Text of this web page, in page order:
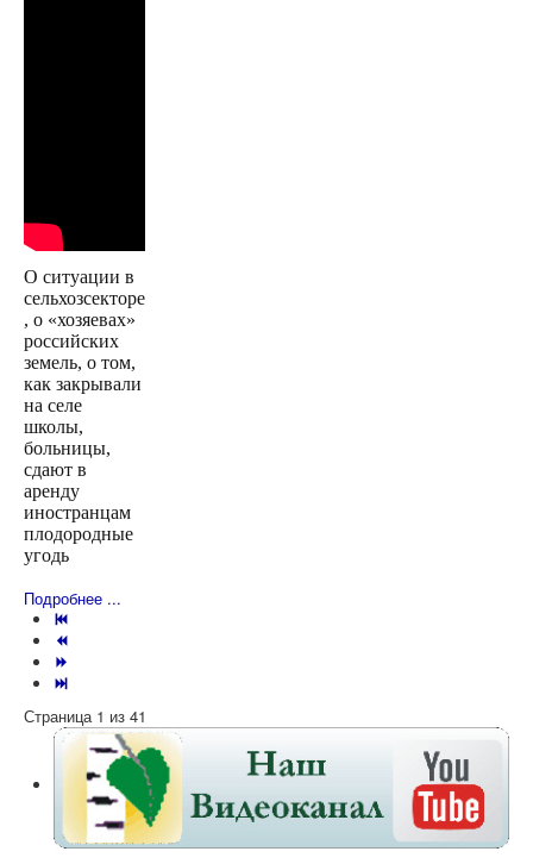
О ситуации в
сельхозсекторе
, о «хозяевах»
российских
земель, о том,
как закрывали
на селе
школы,
больницы,
сдают в
аренду
иностранцам
плодородные
угодь
Подробнее ...
Страница 1 из 41